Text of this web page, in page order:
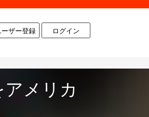
ザー登録 ログイン
メリカ